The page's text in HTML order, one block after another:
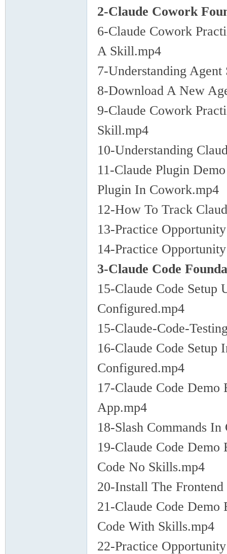
2-Claude Cowork
6-Claude Cowork
A Skill.mp4
7-Understanding
8-Download A New
9-Claude Cowork
Skill.mp4
10-Understanding
11-Claude Plugin
Plugin In Cowork.mp4
12-How To Track
13-Practice
14-Practice
3-Claude Code
15-Claude Code
Configured.mp4
15-Claude-Code-
16-Claude Code
Configured.mp4
17-Claude Code
App.mp4
18-Slash Commands
19-Claude Code
Code No Skills.mp4
20-Install The
21-Claude Code
Code With Skills.mp4
22-Practice